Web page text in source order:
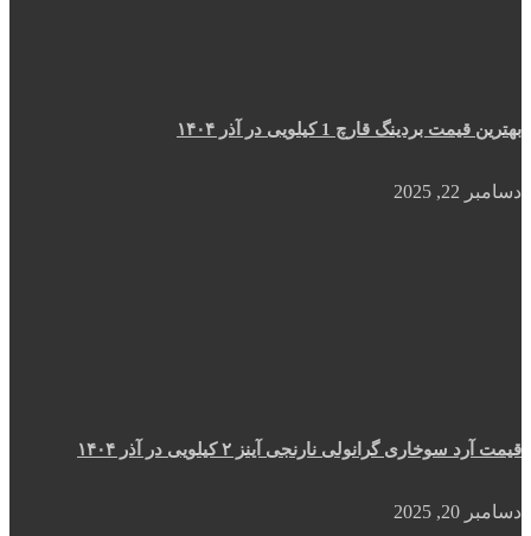
بهترین قیمت بردینگ قارچ 1 کیلویی در آذر ۱۴۰۴
دسامبر 22, 2025
قیمت آرد سوخاری گرانولی نارنجی آینز ۲ کیلویی در آذر ۱۴۰۴
دسامبر 20, 2025